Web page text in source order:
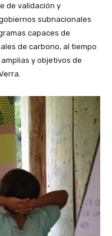
de validación y
subnacionales
capaces de
de carbono, al tiempo
y objetivos de